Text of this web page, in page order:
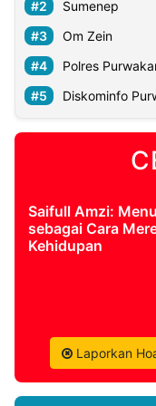
Sumenep
Om Zein
Polres
Diskominfo
Saifull Amzi:
sebagai Cara
Kehidupan
Laporkan